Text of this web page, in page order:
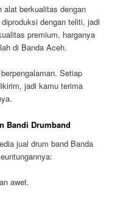
alat berkualitas dengan
dengan teliti, jadi
premium, harganya
di Banda Aceh.
Setiap
jadi kamu terima
Bandi Drumband
jual drum band Banda
awet.